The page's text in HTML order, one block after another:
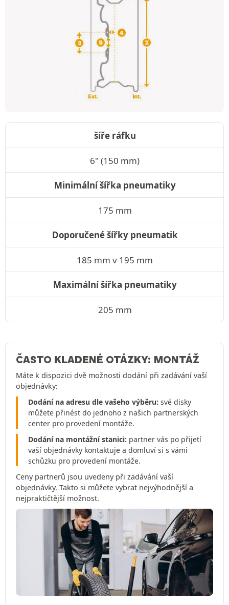
šíře ráfku
6" (150 mm)
Minimální šířka pneumatiky
175 mm
Doporučené šířky pneumatik
185 mm v 195 mm
Maximální šířka pneumatiky
205 mm
ČASTO KLADENÉ OTÁZKY: MONTÁŽ
Máte k dispozici dvě možnosti dodání při zadávání vaší
objednávky:
Dodání na adresu dle vašeho výběru: své disky
můžete přinést do jednoho z našich partnerských
center pro provedení montáže.
Dodání na montážní stanici: partner vás po přijetí
vaší objednávky kontaktuje a domluví si s vámi
schůzku pro provedení montáže.
Ceny partnerů jsou uvedeny při zadávání vaší
objednávky. Takto si můžete vybrat nejvýhodnější a
nejpraktičtější možnost.